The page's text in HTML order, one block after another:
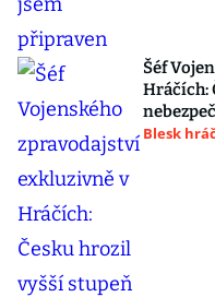
Šéf
Hráčích:
Blesk